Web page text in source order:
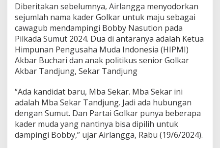
i
l
a
l
k
o
S
l
o
,
M
e
s
Diberitakan sebelumnya, Airlangga menyodorkan
sejumlah nama kader Golkar untuk maju sebagai
cawagub mendampingi Bobby Nasution pada
Pilkada Sumut 2024. Dua di antaranya adalah Ketua
Himpunan Pengusaha Muda Indonesia (HIPMI)
Akbar Buchari dan anak politikus senior Golkar
Akbar Tandjung, Sekar Tandjung
“Ada kandidat baru, Mba Sekar. Mba Sekar ini
adalah Mba Sekar Tandjung. Jadi ada hubungan
dengan Sumut. Dan Partai Golkar punya beberapa
kader muda yang nantinya bisa dipilih untuk
dampingi Bobby,” ujar Airlangga, Rabu (19/6/2024).